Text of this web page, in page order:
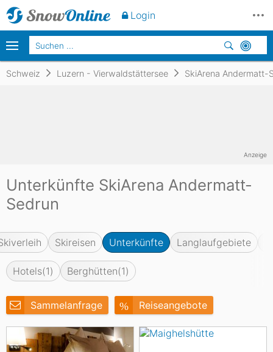
Schweiz Luzern - Vierwaldstättersee SkiArena Andermatt-
Unterkünfte SkiArena Andermatt-
Sedrun
Skireisen Unterkünfte Langlaufgebiete
Hotels(1) Berghütten(1)
Sammelanfrage Reiseangebote
Anzeige
Login